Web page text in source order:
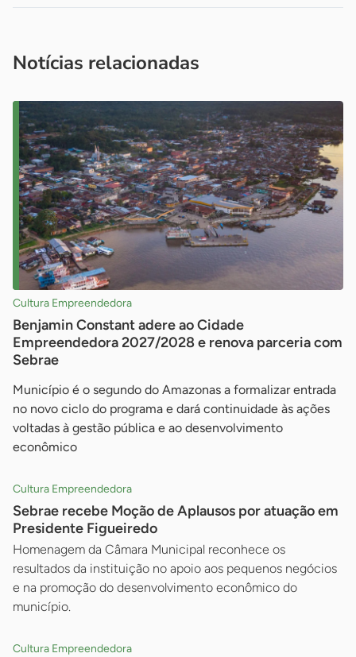
Notícias relacionadas
Cultura Empreendedora
Benjamin Constant adere ao Cidade
Empreendedora 2027/2028 e renova parceria com
Sebrae
Município é o segundo do Amazonas a formalizar entrada
no novo ciclo do programa e dará continuidade às ações
voltadas à gestão pública e ao desenvolvimento
econômico
Cultura Empreendedora
Sebrae recebe Moção de Aplausos por atuação em
Presidente Figueiredo
Homenagem da Câmara Municipal reconhece os
resultados da instituição no apoio aos pequenos negócios
e na promoção do desenvolvimento econômico do
município.
Cultura Empreendedora